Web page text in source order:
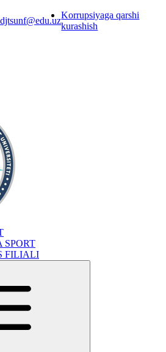
Korrupsiyaga qarshi
kurashish
SPORT
FILIALI